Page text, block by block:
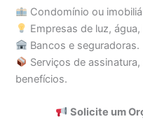
Condomínio ou
Empresas de luz,
Bancos e seguradoras.
Serviços de
benefícios.
Solicite um